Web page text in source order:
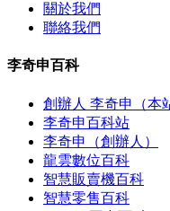
關於我們
聯絡我們
李奇申百科
創辦人 李奇申（本
李奇申百科站
李奇申（創辦人）
龍雲數位百科
智慧販賣機百科
智慧零售百科